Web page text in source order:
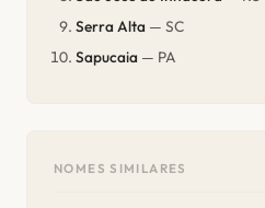
Serra Alta — SC
Sapucaia — PA
NOMES SIMILARES